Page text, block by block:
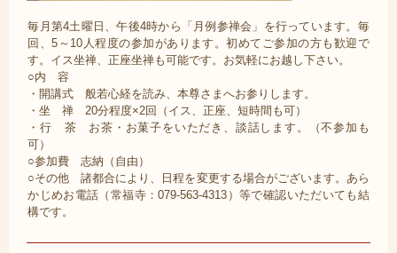
毎月第4土曜日、午後4時から「月例参禅会」を行っています。毎
回、5～10人程度の参加があります。初めてご参加の方も歓迎で
す。イス坐禅、正座坐禅も可能です。お気軽にお越し下さい。
○内 容
・開講式 般若心経を読み、本尊さまへお参りします。
・坐 禅 20分程度×2回（イス、正座、短時間も可）
・行 茶 お茶・お菓子をいただき、談話します。（不参加も
可）
○参加費 志納（自由）
○その他 諸都合により、日程を変更する場合がございます。あら
かじめお電話（常福寺：079-563-4313）等で確認いただいても結
構です。